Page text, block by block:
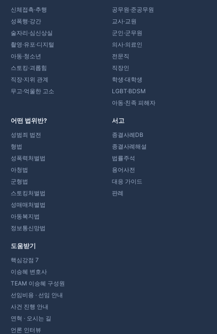
신체접촉·추행
성폭행·강간
술자리·심신상실
촬영·유포·디지털
아동·청소년
스토킹·괴롭힘
직장·지위 관계
무고·억울한 고소
공무원·준공무원
교사·교원
군인·군무원
의사·의료인
전문직
직장인
학생·대학생
LGBT·BDSM
아동·친족 피해자
어떤 법위반?
성범죄 법전
형법
성폭력처벌법
아청법
군형법
스토킹처벌법
성매매처벌법
아동복지법
정보통신망법
서고
종결사례DB
종결사례해설
법률주석
용어사전
대응 가이드
판례
도움받기
핵심강점 7
이승혜 변호사
TEAM 이승혜 구성원
선임비용 · 선임 안내
사건 진행 안내
연혁 · 오시는 길
언론 인터뷰